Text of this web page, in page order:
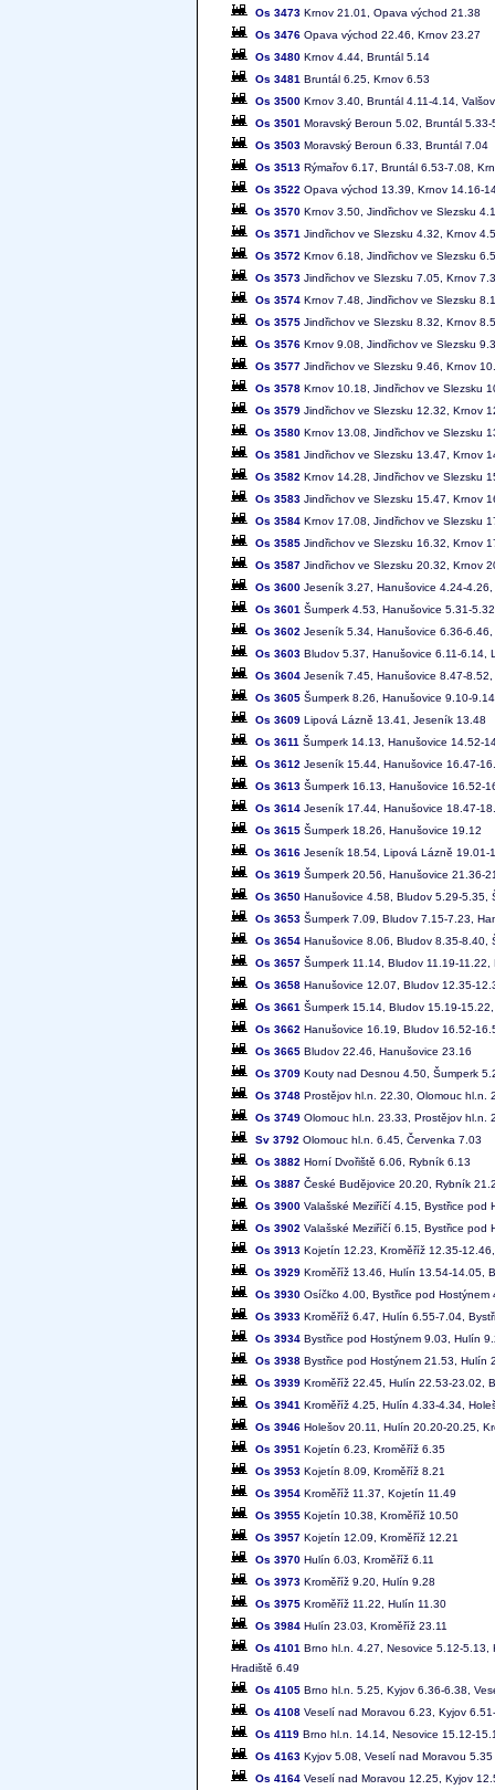
Os 3473 Krnov 21.01, Opava východ 21.38
Os 3476 Opava východ 22.46, Krnov 23.27
Os 3480 Krnov 4.44, Bruntál 5.14
Os 3481 Bruntál 6.25, Krnov 6.53
Os 3500 Krnov 3.40, Bruntál 4.11-4.14,
Os 3501 Moravský Beroun 5.02, Bruntál
Os 3503 Moravský Beroun 6.33, Bruntál 7.04
Os 3513 Rýmařov 6.17, Bruntál 6.53-7.08,
Os 3522 Opava východ 13.39, Krnov 14.16-
Os 3570 Krnov 3.50, Jindřichov ve Slezsku
Os 3571 Jindřichov ve Slezsku 4.32, Krnov
Os 3572 Krnov 6.18, Jindřichov ve Slezsku
Os 3573 Jindřichov ve Slezsku 7.05, Krnov
Os 3574 Krnov 7.48, Jindřichov ve Slezsku
Os 3575 Jindřichov ve Slezsku 8.32, Krnov
Os 3576 Krnov 9.08, Jindřichov ve Slezsku
Os 3577 Jindřichov ve Slezsku 9.46, Krnov
Os 3578 Krnov 10.18, Jindřichov ve Slezsku
Os 3579 Jindřichov ve Slezsku 12.32, Krnov
Os 3580 Krnov 13.08, Jindřichov ve Slezsku
Os 3581 Jindřichov ve Slezsku 13.47, Krnov
Os 3582 Krnov 14.28, Jindřichov ve Slezsku
Os 3583 Jindřichov ve Slezsku 15.47, Krnov
Os 3584 Krnov 17.08, Jindřichov ve Slezsku
Os 3585 Jindřichov ve Slezsku 16.32, Krnov
Os 3587 Jindřichov ve Slezsku 20.32, Krnov
Os 3600 Jeseník 3.27, Hanušovice 4.24-
Os 3601 Šumperk 4.53, Hanušovice 5.31-
Os 3602 Jeseník 5.34, Hanušovice 6.36-
Os 3603 Bludov 5.37, Hanušovice 6.11-6.14,
Os 3604 Jeseník 7.45, Hanušovice 8.47-
Os 3605 Šumperk 8.26, Hanušovice 9.10-
Os 3609 Lipová Lázně 13.41, Jeseník 13.48
Os 3611 Šumperk 14.13, Hanušovice 14.52-
Os 3612 Jeseník 15.44, Hanušovice 16.47-
Os 3613 Šumperk 16.13, Hanušovice 16.52-
Os 3614 Jeseník 17.44, Hanušovice 18.47-
Os 3615 Šumperk 18.26, Hanušovice 19.12
Os 3616 Jeseník 18.54, Lipová Lázně 19.01-
Os 3619 Šumperk 20.56, Hanušovice 21.36-
Os 3650 Hanušovice 4.58, Bludov 5.29-5.35,
Os 3653 Šumperk 7.09, Bludov 7.15-7.23,
Os 3654 Hanušovice 8.06, Bludov 8.35-8.40,
Os 3657 Šumperk 11.14, Bludov 11.19-11.22,
Os 3658 Hanušovice 12.07, Bludov 12.35-
Os 3661 Šumperk 15.14, Bludov 15.19-
Os 3662 Hanušovice 16.19, Bludov 16.52-
Os 3665 Bludov 22.46, Hanušovice 23.16
Os 3709 Kouty nad Desnou 4.50, Šumperk
Os 3748 Prostějov hl.n. 22.30, Olomouc hl.n.
Os 3749 Olomouc hl.n. 23.33, Prostějov hl.n.
Sv 3792 Olomouc hl.n. 6.45, Červenka 7.03
Os 3882 Horní Dvořiště 6.06, Rybník 6.13
Os 3887 České Budějovice 20.20, Rybník
Os 3900 Valašské Meziříčí 4.15, Bystřice
Os 3902 Valašské Meziříčí 6.15, Bystřice
Os 3913 Kojetín 12.23, Kroměříž 12.35-
Os 3929 Kroměříž 13.46, Hulín 13.54-14.05,
Os 3930 Osíčko 4.00, Bystřice pod
Os 3933 Kroměříž 6.47, Hulín 6.55-7.04,
Os 3934 Bystřice pod Hostýnem 9.03, Hulín
Os 3938 Bystřice pod Hostýnem 21.53,
Os 3939 Kroměříž 22.45, Hulín 22.53-23.02,
Os 3941 Kroměříž 4.25, Hulín 4.33-4.34,
Os 3946 Holešov 20.11, Hulín 20.20-20.25,
Os 3951 Kojetín 6.23, Kroměříž 6.35
Os 3953 Kojetín 8.09, Kroměříž 8.21
Os 3954 Kroměříž 11.37, Kojetín 11.49
Os 3955 Kojetín 10.38, Kroměříž 10.50
Os 3957 Kojetín 12.09, Kroměříž 12.21
Os 3970 Hulín 6.03, Kroměříž 6.11
Os 3973 Kroměříž 9.20, Hulín 9.28
Os 3975 Kroměříž 11.22, Hulín 11.30
Os 3984 Hulín 23.03, Kroměříž 23.11
Os 4101 Brno hl.n. 4.27, Nesovice 5.12-5.13,
Hradiště 6.49
Os 4105 Brno hl.n. 5.25, Kyjov 6.36-6.38,
Os 4108 Veselí nad Moravou 6.23, Kyjov
Os 4119 Brno hl.n. 14.14, Nesovice 15.12-
Os 4163 Kyjov 5.08, Veselí nad Moravou 5.35
Os 4164 Veselí nad Moravou 12.25, Kyjov